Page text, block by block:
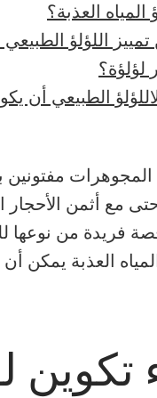
المياه العذبة؟
اللؤلؤ الطبيعي
لؤلؤة؟
الطبيعي أن
مفتونين
مع أثمن الأحجار
من نوعها
العذبة
تكوين